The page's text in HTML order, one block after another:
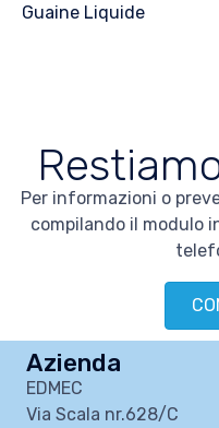
Guaine Liquide
Per informazioni o
compilando il modulo
Azienda
EDMEC
Via Scala nr.628/C